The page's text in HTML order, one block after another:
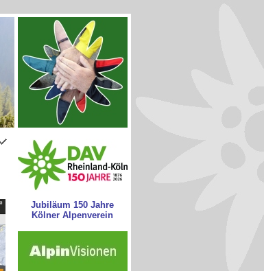
Jubiläum 150 Jahre
Kölner Alpenverein